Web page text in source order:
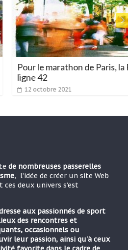
de Paris, la RATP ouvre la
de nombreuses passerelles
, l’idée de créer un site Web
deux univers s’est
aux passionnés de sport
des rencontres et
occasionnels ou
leur passion, ainsi qu'à ceux